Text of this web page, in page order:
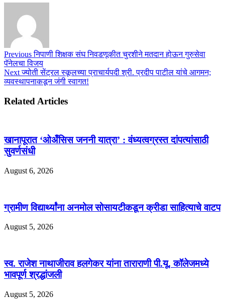
Previousनिपाणी शिक्षक संघ निवडणूकीत चुरशीने मतदान होऊन गुरुसेवा
पॅनेलचा विजय
Nextज्योती सेंट्रल स्कूलच्या प्राचार्यपदी श्री. प्रदीप पाटील यांचे आगमन;
व्यवस्थापनाकडून जंगी स्वागत!
Related Articles
खानापूरात ‘ओअँसिस जननी यात्रा’ : वंध्यत्वग्रस्त दांपत्यांसाठी
सुवर्णसंधी
August 6, 2026
ग्रामीण विद्यार्थ्यांना अनमोल सोसायटीकडून क्रीडा साहित्याचे वाटप
August 5, 2026
स्व. राजेश नाथाजीराव हलगेकर यांना ताराराणी पी.यू. कॉलेजमध्ये
भावपूर्ण श्रद्धांजली
August 5, 2026